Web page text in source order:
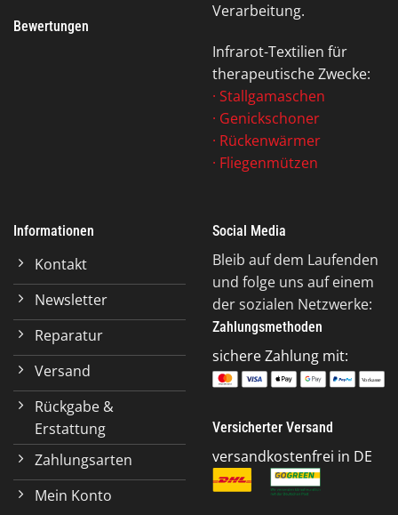
Bewertungen
Verarbeitung.
Infrarot-Textilien für
therapeutische Zwecke:
· Stallgamaschen
· Genickschoner
· Rückenwärmer
· Fliegenmützen
Informationen
Kontakt
Newsletter
Reparatur
Versand
Rückgabe &
Erstattung
Zahlungsarten
Mein Konto
Social Media
Bleib auf dem Laufenden
und folge uns auf einem
der sozialen Netzwerke:
Zahlungsmethoden
sichere Zahlung mit:
Versicherter Versand
versandkostenfrei in DE